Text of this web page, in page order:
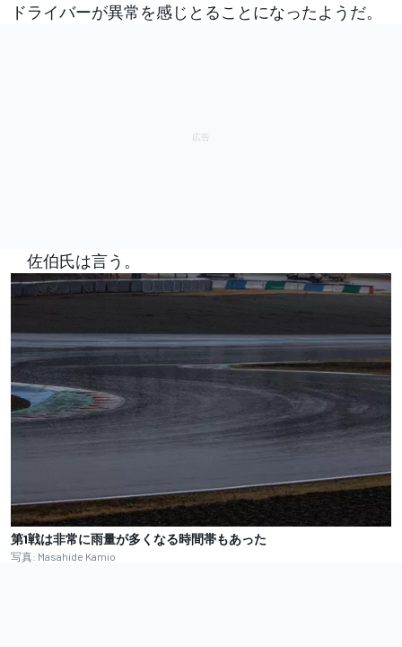
ドライバーが異常を感じとることになったようだ。
佐伯氏は言う。
第1戦は非常に雨量が多くなる時間帯もあった
写真: Masahide Kamio